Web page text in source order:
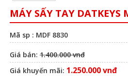
MÁY SẤY TAY DATKEYS
Mã sp : MDF 8830
Giá bán: 1.400.000 vnđ
Giá khuyến mãi: 1.250.000 vnđ